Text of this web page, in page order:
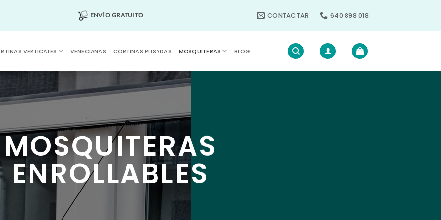
ENVÍO GRATUITO CONTACTAR 640 898 018
VERTICALES VENECIANAS CORTINAS PLISADAS MOSQUITERAS BLOG
MOSQUITERAS
ENROLLABLES